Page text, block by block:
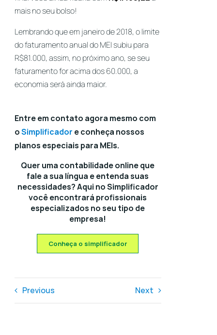
mais no seu bolso!
Lembrando que em janeiro de 2018, o limite
do faturamento anual do MEI subiu para
R$81.000, assim, no próximo ano, se seu
faturamento for acima dos 60.000, a
economia será ainda maior.
Entre em contato agora mesmo com
oSimplificador e conheça nossos
planos especiais para MEIs.
Quer uma contabilidade online que
fale a sua língua e entenda suas
necessidades? Aqui no Simplificador
você encontrará profissionais
especializados no seu tipo de
empresa!
Conheça o simplificador
Previous Next